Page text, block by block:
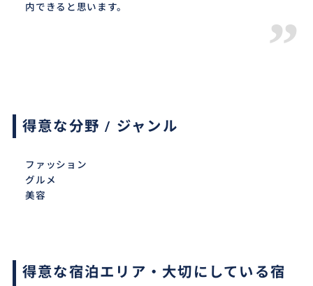
内できると思います。
”
得意な分野 / ジャンル
ファッション
グルメ
美容
得意な宿泊エリア・大切にしている宿